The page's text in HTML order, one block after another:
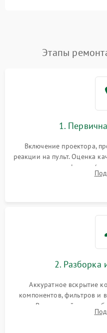
Этапы
1.
Включение проектора,
реакции на пульт. Оценка
наличия артефактов
системы охлаждения
2. Разборка
Аккуратное вскрытие
компонентов, фильтров и
пыли. Визуальный осмотр
материнской платы на